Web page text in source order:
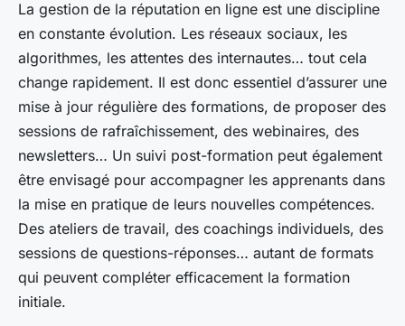
La gestion de la réputation en ligne est une discipline
en constante évolution. Les réseaux sociaux, les
algorithmes, les attentes des internautes… tout cela
change rapidement. Il est donc essentiel d’assurer une
mise à jour régulière des formations, de proposer des
sessions de rafraîchissement, des webinaires, des
newsletters… Un suivi post-formation peut également
être envisagé pour accompagner les apprenants dans
la mise en pratique de leurs nouvelles compétences.
Des ateliers de travail, des coachings individuels, des
sessions de questions-réponses… autant de formats
qui peuvent compléter efficacement la formation
initiale.